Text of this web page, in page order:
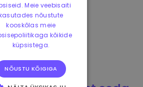
Meie veebisaiti
nõustute
kooskõlas meie
kõikide
küpsistega.
NÕUSTU KÕIGIGA